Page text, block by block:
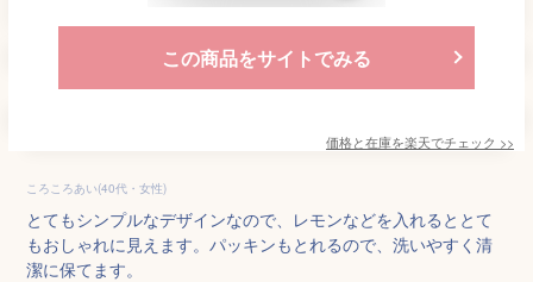
この商品をサイトでみる
価格と在庫を楽天でチェック >>
ころころあい(40代・女性)
とてもシンプルなデザインなので、レモンなどを入れるととて
もおしゃれに見えます。パッキンもとれるので、洗いやすく清
潔に保てます。